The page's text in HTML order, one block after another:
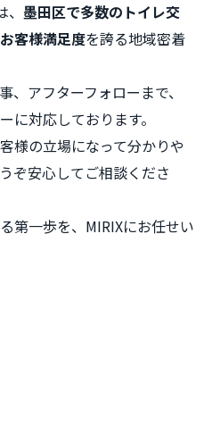
墨田区で多数のトイレ交
客様満足度を誇る地域密着
、アフターフォローまで、
に対応しております。
様の立場になって分かりや
ぞ安心してご相談くださ
第一歩を、MIRIXにお任せい